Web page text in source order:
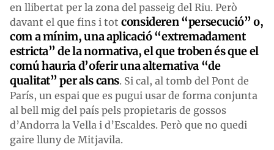
en llibertat per la zona del passeig del Riu. Però
davant el que fins i tot consideren “persecució” o,
com a mínim, una aplicació “extremadament
estricta” de la normativa, el que troben és que el
comú hauria d’oferir una alternativa “de
qualitat” per als cans. Si cal, al tomb del Pont de
París, un espai que es pugui usar de forma conjunta
al bell mig del país pels propietaris de gossos
d’Andorra la Vella i d’Escaldes. Però que no quedi
gaire lluny de Mitjavila.